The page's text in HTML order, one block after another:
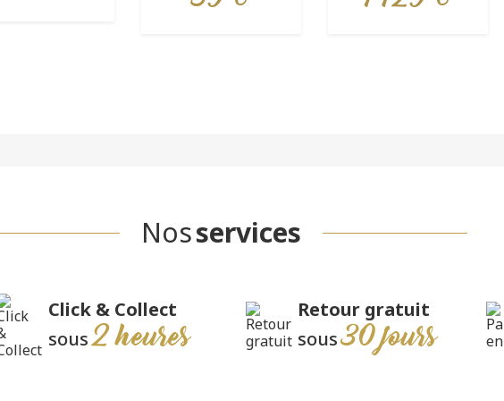
Nosservices
Click & Collect
sous2 heures
Retour gratuit
sous30 jours